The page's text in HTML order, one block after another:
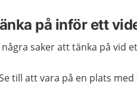
på inför ett
saker att tänka på vid
till att vara på en plats